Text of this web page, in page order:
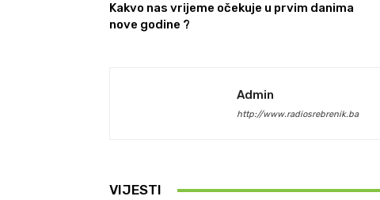
Kakvo nas vrijeme očekuje u prvim danima
nove godine ?
Admin
http://www.radiosrebrenik.ba
VIJESTI